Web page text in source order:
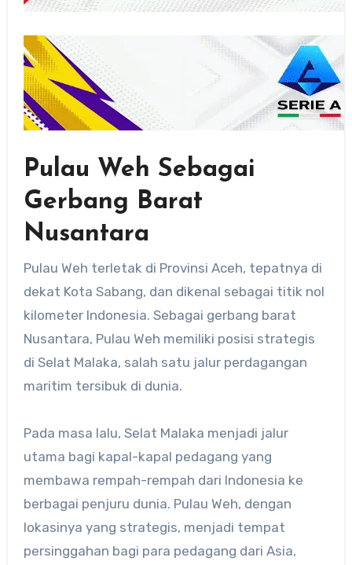
Pulau Weh Sebagai
Gerbang Barat
Nusantara
Pulau Weh terletak di Provinsi Aceh, tepatnya di
dekat Kota Sabang, dan dikenal sebagai titik nol
kilometer Indonesia. Sebagai gerbang barat
Nusantara, Pulau Weh memiliki posisi strategis
di Selat Malaka, salah satu jalur perdagangan
maritim tersibuk di dunia.
Pada masa lalu, Selat Malaka menjadi jalur
utama bagi kapal-kapal pedagang yang
membawa rempah-rempah dari Indonesia ke
berbagai penjuru dunia. Pulau Weh, dengan
lokasinya yang strategis, menjadi tempat
persinggahan bagi para pedagang dari Asia,